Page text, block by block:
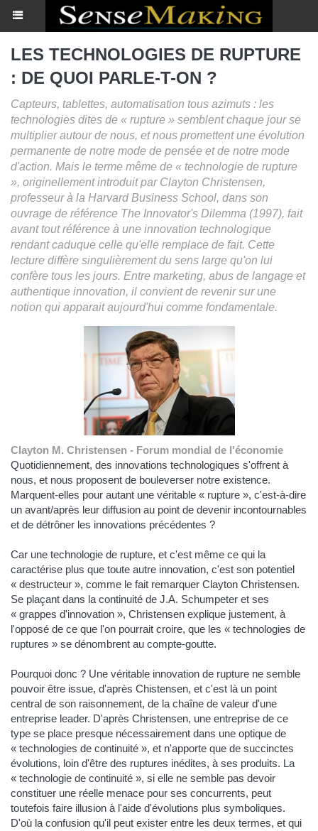
LES TECHNOLOGIES DE RUPTURE
: DE QUOI PARLE-T-ON ?
Capteurs, tablettes, automatisation tous azimuts : les
technologies dites de « rupture » semblent chaque jour se
multiplier autour de nous, et nous promettent une évolution
permanente de notre mode de pensée et de notre mode
d'action. Mais le terme même de « technologie de rupture
», originellement introduit par Clayton Christensen,
professeur à la Harvard Business School, dans son
ouvrage de référence The Innovator's Dilemma (1997), fait
avant tout référence à une innovation technologique
rendant caduque celle qu'elle remplace de fait. Cette
lecture diffère singulièrement du sens large qu'on lui
confère tous les jours. Entre marketing, abus de langage et
authentique innovation, il convient de revenir sur une
notion qui apparait aujourd'hui comme fondamentale.
Clayton M. Christensen - Forum mondial de l'économie
Quotidiennement, des innovations technologiques s'offrent à
nous, et nous proposent de bouleverser notre existence.
Marquent-elles pour autant une véritable « rupture », c'est-à-dire
un avant/après leur diffusion au point de devenir incontournables
et de détrôner les innovations précédentes ?
Car une technologie de rupture, et c'est même ce qui la
caractérise plus que toute autre innovation, c'est son potentiel
« destructeur », comme le fait remarquer Clayton Christensen.
Se plaçant dans la continuité de J.A. Schumpeter et ses
« grappes d'innovation », Christensen explique justement, à
l'opposé de ce que l'on pourrait croire, que les « technologies de
ruptures » se dénombrent au compte-goutte.
Pourquoi donc ? Une véritable innovation de rupture ne semble
pouvoir être issue, d'après Chistensen, et c'est là un point
central de son raisonnement, de la chaîne de valeur d'une
entreprise leader. D'après Christensen, une entreprise de ce
type se place presque nécessairement dans une optique de
« technologies de continuité », et n'apporte que de succinctes
évolutions, loin d'être des ruptures inédites, à ses produits. La
« technologie de continuité », si elle ne semble pas devoir
constituer une réelle menace pour ses concurrents, peut
toutefois faire illusion à l'aide d'évolutions plus symboliques.
D'où la confusion qu'il peut exister entre les deux termes, et qui